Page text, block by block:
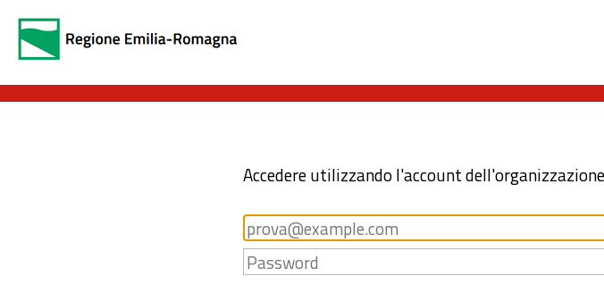
Accedere utilizzando l'account dell'organizzazione